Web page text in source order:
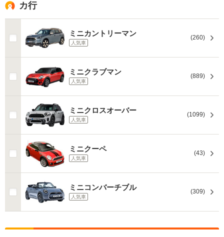
カ行
ミニカントリーマン
人気車
(260)
ミニクラブマン
人気車
(889)
ミニクロスオーバー
人気車
(1099)
ミニクーペ
人気車
(43)
ミニコンバーチブル
人気車
(309)